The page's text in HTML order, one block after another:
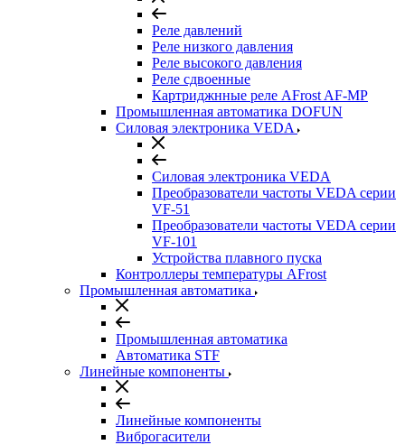
Реле давлений
Реле низкого давления
Реле высокого давления
Реле сдвоенные
Картриджнные реле AFrost AF-MP
Промышленная автоматика DOFUN
Силовая электроника VEDA
Силовая электроника VEDA
Преобразователи частоты VEDA серии
VF-51
Преобразователи частоты VEDA серии
VF-101
Устройства плавного пуска
Контроллеры температуры AFrost
Промышленная автоматика
Промышленная автоматика
Автоматика STF
Линейные компоненты
Линейные компоненты
Виброгасители